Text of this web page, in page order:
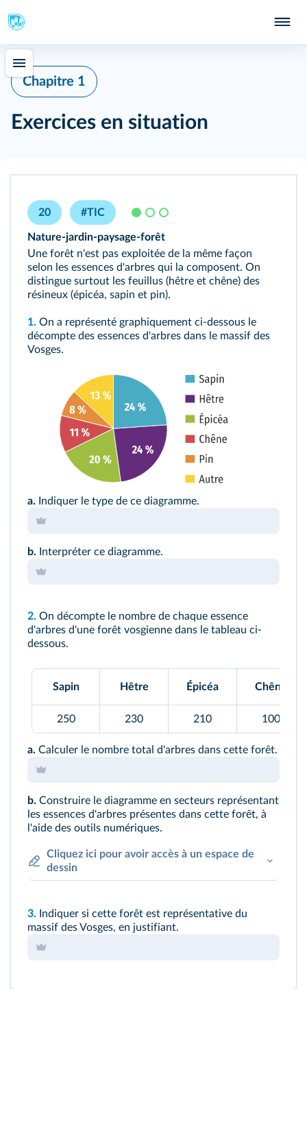
Chapitre 1
Exercices en situation
20 #TIC
Nature‑jardin‑paysage‑forêt
Une forêt n'est pas exploitée de la même façon
selon les essences d'arbres qui la composent. On
distingue surtout les feuillus (hêtre et chêne) des
résineux (épicéa, sapin et pin).
1. On a représenté graphiquement ci-dessous le
décompte des essences d'arbres dans le massif des
Vosges.
a. Indiquer le type de ce diagramme.
b. Interpréter ce diagramme.
2. On décompte le nombre de chaque essence
d'arbres d'une forêt vosgienne dans le tableau ci-
dessous.
Sapin Hêtre Épicéa Chêne
250 230 210 100
a. Calculer le nombre total d'arbres dans cette forêt.
b. Construire le diagramme en secteurs représentant
les essences d'arbres présentes dans cette forêt, à
l'aide des outils numériques.
Cliquez ici pour avoir accès à un espace de
dessin
3.
Indiquer si cette forêt est représentative du
massif des Vosges, en justifiant.